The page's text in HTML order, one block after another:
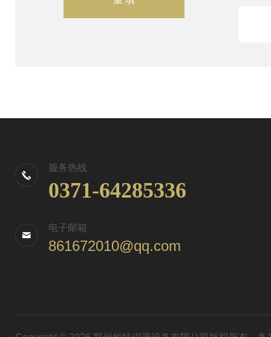
服务热线
0371-64285336
电子邮箱
861672010@qq.com